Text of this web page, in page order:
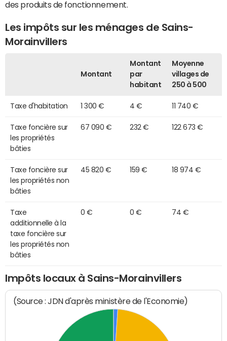
des produits de fonctionnement.
Les impôts sur les ménages de Sains-
Morainvillers
Montant
Montant
par
habitant
Moyenne
villages de
250 à 500
Taxe d'habitation 1 300 € 4 € 11 740 €
Taxe foncière sur
les propriétés
bâties
67 090 € 232 € 122 673 €
Taxe foncière sur
les propriétés non
bâties
45 820 € 159 € 18 974 €
Taxe
additionnelle à la
taxe foncière sur
les propriétés non
bâties
0 € 0 € 74 €
Impôts locaux à Sains-Morainvillers
(Source : JDN d'après ministère de l'Economie)